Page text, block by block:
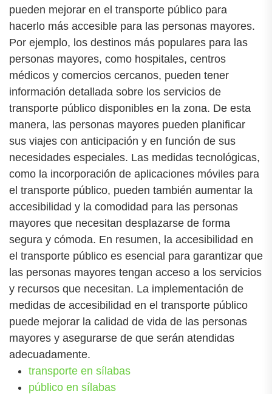
pueden mejorar en el transporte público para
hacerlo más accesible para las personas mayores.
Por ejemplo, los destinos más populares para las
personas mayores, como hospitales, centros
médicos y comercios cercanos, pueden tener
información detallada sobre los servicios de
transporte público disponibles en la zona. De esta
manera, las personas mayores pueden planificar
sus viajes con anticipación y en función de sus
necesidades especiales. Las medidas tecnológicas,
como la incorporación de aplicaciones móviles para
el transporte público, pueden también aumentar la
accesibilidad y la comodidad para las personas
mayores que necesitan desplazarse de forma
segura y cómoda. En resumen, la accesibilidad en
el transporte público es esencial para garantizar que
las personas mayores tengan acceso a los servicios
y recursos que necesitan. La implementación de
medidas de accesibilidad en el transporte público
puede mejorar la calidad de vida de las personas
mayores y asegurarse de que serán atendidas
adecuadamente.
transporte en sílabas
público en sílabas